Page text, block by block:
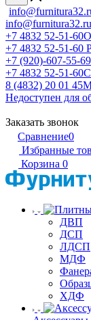
info@furnitura32.ru
+7 4832 52-51-60
+7 4832 52-51-60
+7 (920)-607-55-69
+7 4832 52-51-60
8 (4832) 20 01 45
Недоступен для
Заказать звонок
Сравнение0
Избранные
Корзина 0
ДВП
ДСП
ЛДСП
МДФ
ХДФ